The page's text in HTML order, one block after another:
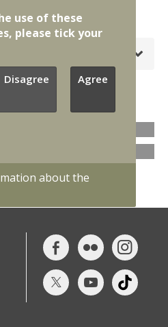
poligonu "Sēlija"
use of these
please tick your
Disagree Agree
about the